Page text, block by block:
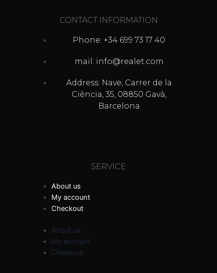
CONTACT INFORMATION
Phone: +34 699 73 17 40
mail: info@realet.com
Address: Nave, Carrer de la
Ciència, 35, 08850 Gavà,
Barcelona
SERVICE
About us
My account
Checkout
About us
My account
Checkout